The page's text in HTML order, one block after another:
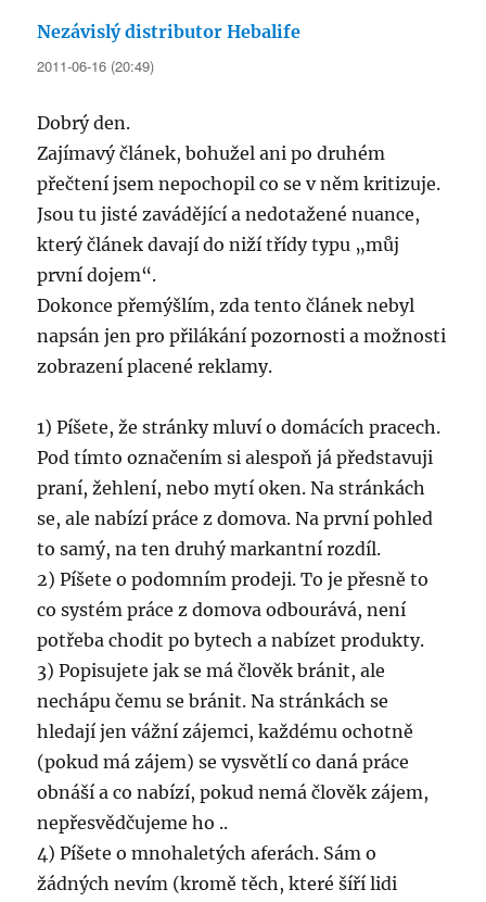
Nezávislý distributor Hebalife
2011-06-16 (20:49)
Dobrý den.
Zajímavý článek, bohužel ani po druhém
přečtení jsem nepochopil co se v něm kritizuje.
Jsou tu jisté zavádějící a nedotažené nuance,
který článek davají do niží třídy typu „můj
první dojem“.
Dokonce přemýšlím, zda tento článek nebyl
napsán jen pro přilákání pozornosti a možnosti
zobrazení placené reklamy.
1) Píšete, že stránky mluví o domácích pracech.
Pod tímto označením si alespoň já představuji
praní, žehlení, nebo mytí oken. Na stránkách
se, ale nabízí práce z domova. Na první pohled
to samý, na ten druhý markantní rozdíl.
2) Píšete o podomním prodeji. To je přesně to
co systém práce z domova odbourává, není
potřeba chodit po bytech a nabízet produkty.
3) Popisujete jak se má člověk bránit, ale
nechápu čemu se bránit. Na stránkách se
hledají jen vážní zájemci, každému ochotně
(pokud má zájem) se vysvětlí co daná práce
obnáší a co nabízí, pokud nemá člověk zájem,
nepřesvědčujeme ho ..
4) Píšete o mnohaletých aferách. Sám o
žádných nevím (kromě těch, které šíří lidi